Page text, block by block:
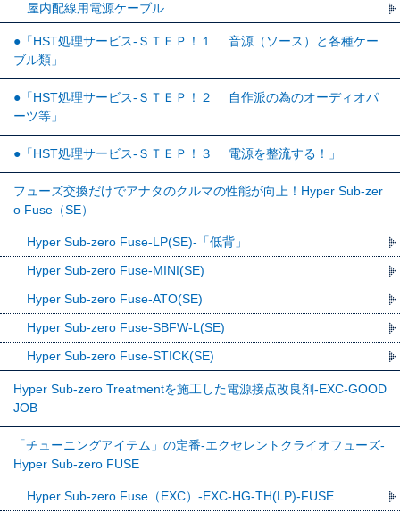
屋内配線用電源ケーブル
●「HST処理サービス-ＳＴＥＰ！１ 音源（ソース）と各種ケー
ブル類」
●「HST処理サービス-ＳＴＥＰ！２ 自作派の為のオーディオパ
ーツ等」
●「HST処理サービス-ＳＴＥＰ！３ 電源を整流する！」
フューズ交換だけでアナタのクルマの性能が向上！Hyper Sub-zer
o Fuse（SE）
Hyper Sub-zero Fuse-LP(SE)-「低背」
Hyper Sub-zero Fuse-MINI(SE)
Hyper Sub-zero Fuse-ATO(SE)
Hyper Sub-zero Fuse-SBFW-L(SE)
Hyper Sub-zero Fuse-STICK(SE)
Hyper Sub-zero Treatmentを施工した電源接点改良剤-EXC-GOOD
JOB
「チューニングアイテム」の定番-エクセレントクライオフューズ-
Hyper Sub-zero FUSE
Hyper Sub-zero Fuse（EXC）-EXC-HG-TH(LP)-FUSE